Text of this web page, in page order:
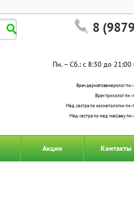
8
Пн. – Сб.: с 8:30 до 21:00
Врач дерматовенеролог пн
Врач трихолог пн -
Мед. сестра по косметологии пн-
Мед. сестра по мед. массажу
Акции Контакты